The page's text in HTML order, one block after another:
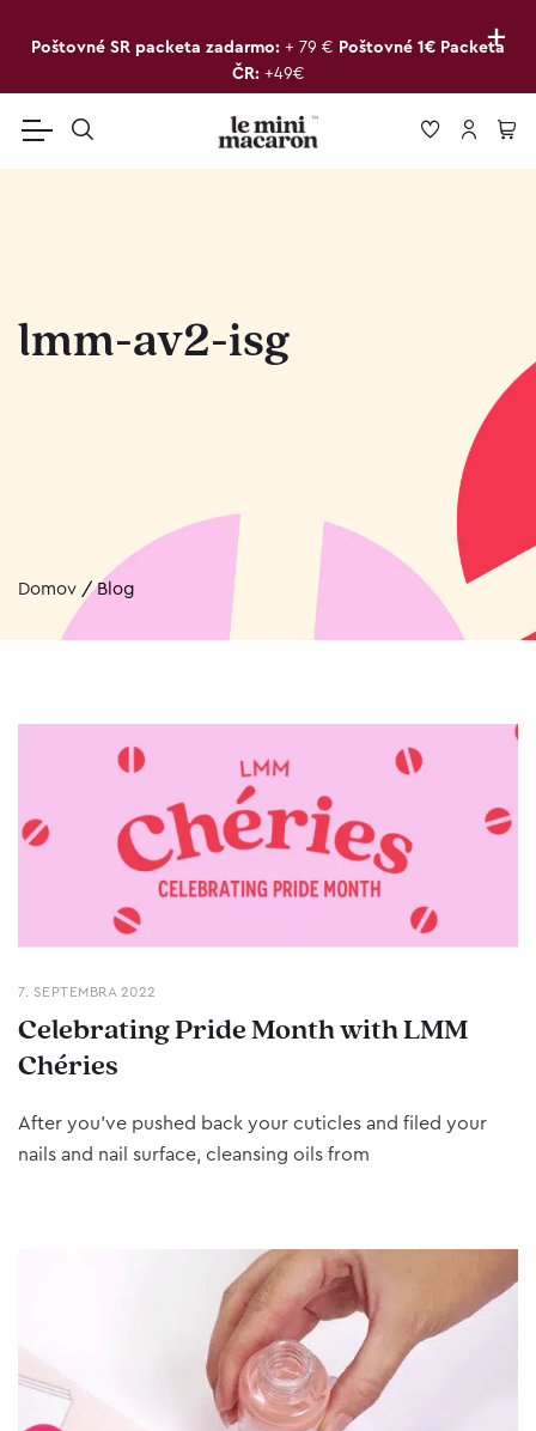
+
Poštovné SR packeta zadarmo: + 79 € Poštovné 1€ Packeta
ČR: +49€
lmm-av2-isg
Domov /Blog
7. SEPTEMBRA 2022
Celebrating Pride Month with LMM
Chéries
After you’ve pushed back your cuticles and filed your
nails and nail surface, cleansing oils from